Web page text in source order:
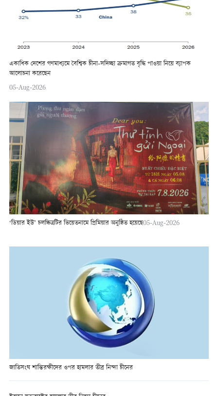
একাধিক দেশের গণমাধ্যমে বৈশ্বিক চীনা-সদিচ্ছা ক্রমাগত বৃদ্ধি পাওয়া নিয়ে ব্যাপক
আলোচনা করেছেন
05-Aug-2026
‘ডিয়ার ইউ’ চলচ্চিত্রটির ভিয়েতনামে প্রিমিয়ার অনুষ্ঠিত হয়েছে05-Aug-2026
জাতিসংঘ শান্তিরক্ষীদের ওপর হামলার তীব্র নিন্দা চীনের